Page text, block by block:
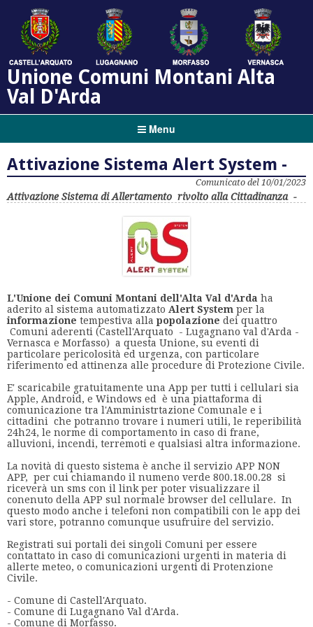
Unione Comuni Montani Alta
Val D'Arda
Menu
Attivazione Sistema Alert System -
Comunicato del 10/01/2023
Attivazione Sistema di Allertamento rivolto alla Cittadinanza -
L'Unione dei Comuni Montani dell'Alta Val d'Arda ha
aderito al sistema automatizzato Alert System per la
informazione tempestiva alla popolazione dei quattro
Comuni aderenti (Castell'Arquato - Lugagnano val d'Arda -
Vernasca e Morfasso) a questa Unione, su eventi di
particolare pericolosità ed urgenza, con particolare
riferimento ed attinenza alle procedure di Protezione Civile.
E' scaricabile gratuitamente una App per tutti i cellulari sia
Apple, Android, e Windows ed è una piattaforma di
comunicazione tra l'Amministrtazione Comunale e i
cittadini che potranno trovare i numeri utili, le reperibilità
24h24, le norme di comportamento in caso di frane,
alluvioni, incendi, terremoti e qualsiasi altra informazione.
La novità di questo sistema è anche il servizio APP NON
APP, per cui chiamando il numeno verde 800.18.00.28 si
riceverà un sms con il link per poter visualizzare il
conenuto della APP sul normale browser del cellulare. In
questo modo anche i telefoni non compatibili con le app dei
vari store, potranno comunque usufruire del servizio.
Registrati sui portali dei singoli Comuni per essere
contattato in caso di comunicazioni urgenti in materia di
allerte meteo, o comunicazioni urgenti di Protenzione
Civile.
- Comune di Castell'Arquato.
- Comune di Lugagnano Val d'Arda.
- Comune di Morfasso.